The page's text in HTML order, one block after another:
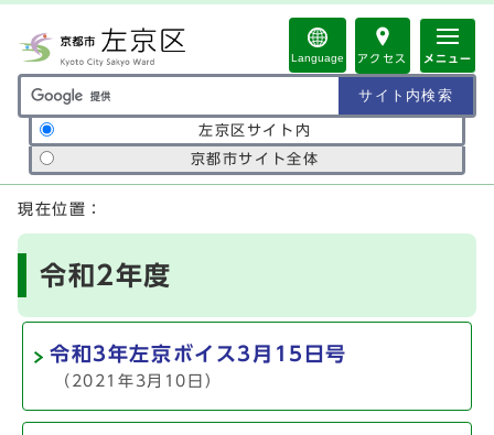
Language アクセス メニュー
サイト内検索の範囲
左京区サイト内
京都市サイト全体
ここから本文です
現在位置：
令和2年度
令和3年左京ボイス3月15日号
（2021年3月10日）